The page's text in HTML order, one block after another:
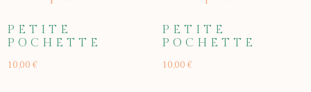
PETITE
POCHETTE
10,00 €
PETITE
POCHETTE
10,00 €